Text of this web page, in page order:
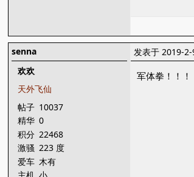
senna
欢欢
天外飞仙
帖子 10037
精华 0
积分 22468
激骚 223 度
爱车 木有
发表于 2019-
军体拳！！！